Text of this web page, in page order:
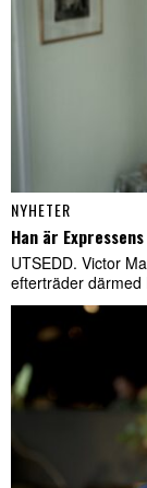
NYHETER
Han är
UTSEDD. Victor
efterträder därmed